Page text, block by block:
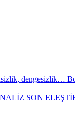
dengesizlik…
SON